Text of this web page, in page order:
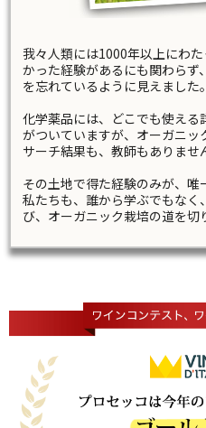
我々人類には1000年以上にわ
かった経験があるにも関わらず
を忘れているように見えました。
化学薬品には、どこでも使え
がついていますが、オーガニッ
サーチ結果も、教師もありませ
その土地で得た経験のみが、唯
私たちも、誰から学ぶでもな
び、オーガニック栽培の道を切